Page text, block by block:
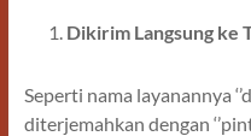
Dikirim Langsung ke
Seperti nama layanannya
diterjemahkan dengan